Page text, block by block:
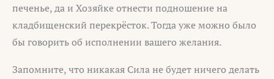
печенье, да и Хозяйке отнести подношение на
кладбищенский перекрёсток. Тогда уже можно было
бы говорить об исполнении вашего желания.
Запомните, что никакая Сила не будет ничего делать